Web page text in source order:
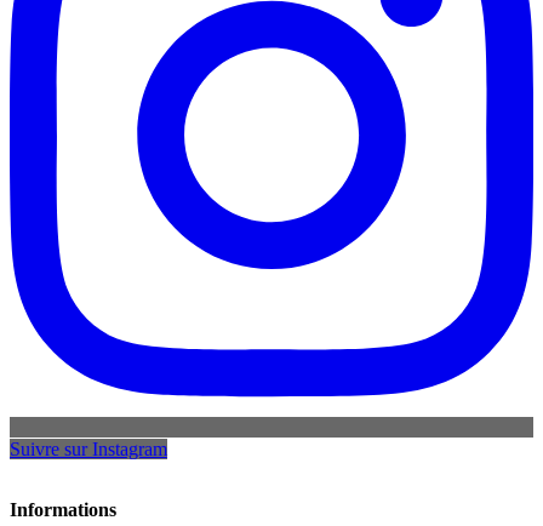
Suivre sur Instagram
Informations